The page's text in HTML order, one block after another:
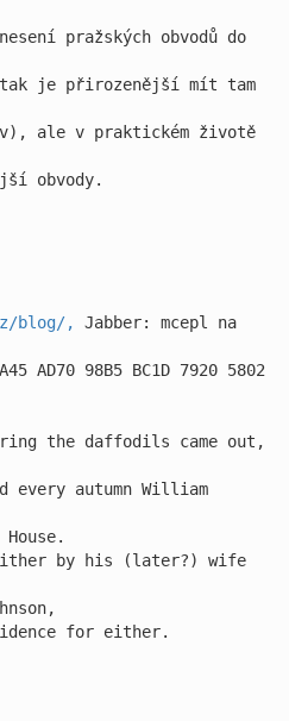
pražských obvodů do
je přirozenější mít tam
ale v praktickém životě
obvody.
blog/,
Jabber: mcepl na
AD70 98B5 BC1D 7920 5802
the daffodils came out,
every autumn William
by his (later?) wife
for either.